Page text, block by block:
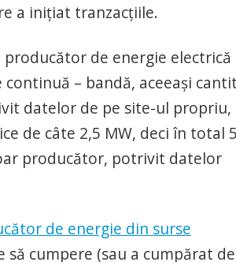
a inițiat tranzacțiile.
de energie electrică
– bandă, aceeași
datelor de pe site-ul propriu,
de câte 2,5 MW, deci în total 5
producător, potrivit datelor
de energie din surse
cumpere (sau a cumpărat